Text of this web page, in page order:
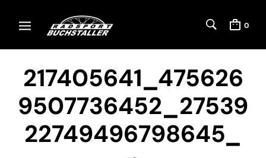
0
217405641_475626
9507736452_27539
22749496798645_